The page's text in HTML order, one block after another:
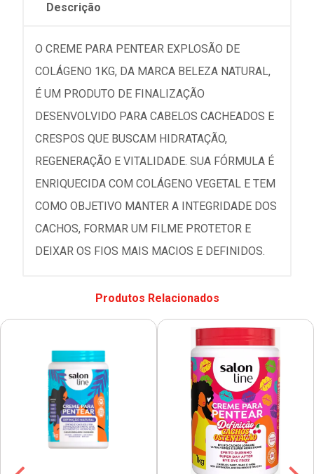
Descrição
O CREME PARA PENTEAR EXPLOSÃO DE
COLÁGENO 1KG, DA MARCA BELEZA NATURAL,
É UM PRODUTO DE FINALIZAÇÃO
DESENVOLVIDO PARA CABELOS CACHEADOS E
CRESPOS QUE BUSCAM HIDRATAÇÃO,
REGENERAÇÃO E VITALIDADE. SUA FÓRMULA É
ENRIQUECIDA COM COLÁGENO VEGETAL E TEM
COMO OBJETIVO MANTER A INTEGRIDADE DOS
CACHOS, FORMAR UM FILME PROTETOR E
DEIXAR OS FIOS MAIS MACIOS E DEFINIDOS.
Produtos Relacionados